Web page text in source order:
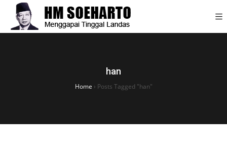
han
Home › Posts Tagged "han"